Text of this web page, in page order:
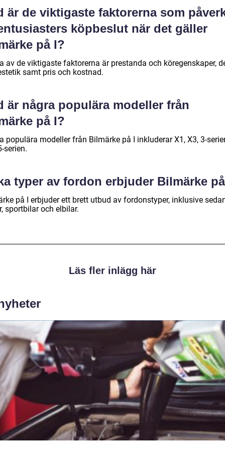
är de viktigaste faktorerna som
köpbeslut när det gäller
på I?
av de viktigaste faktorerna är prestanda och köregenskaper,
samt pris och kostnad.
är några populära modeller från
på I?
populära modeller från Bilmärke på I inkluderar X1, X3, 3-
serien.
typer av fordon erbjuder Bilmärke
på I erbjuder ett brett utbud av fordonstyper, inklusive
sportbilar och elbilar.
Läs fler inlägg här